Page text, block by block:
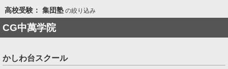
高校受験： 集団塾の絞り込み
CG中萬学院
かしわ台スクール